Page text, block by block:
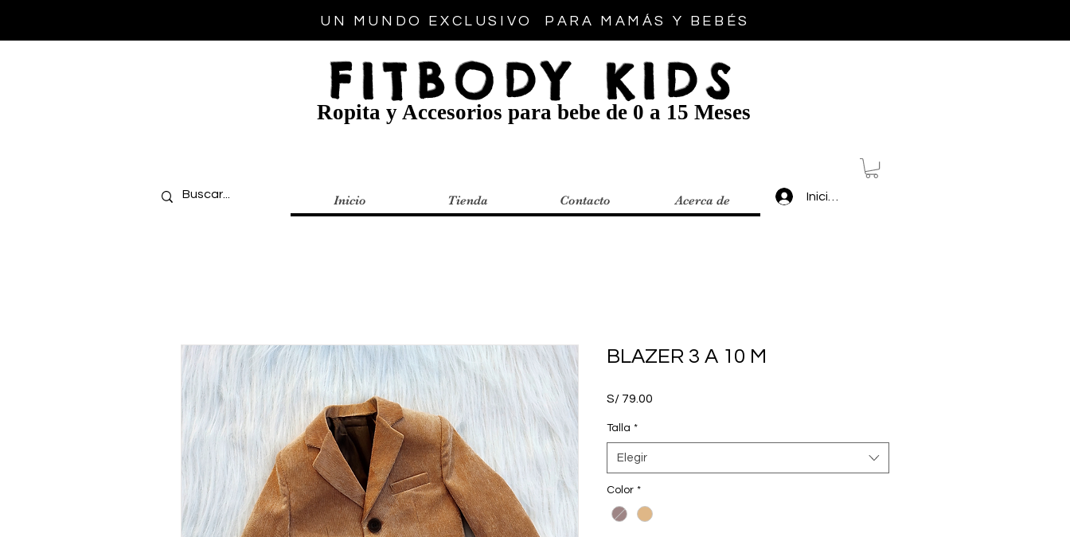
UN MUNDO EXCLUSIVO PARA MAMÁS Y BEBÉS
FITBODY KIDS
Ropita y Accesorios para bebe de 0 a 15 Meses
Inicio Tienda Contacto Acerca de Inicia sesión
BLAZER 3 A 10 M
S/ 79.00
Talla *
Elegir
Color *